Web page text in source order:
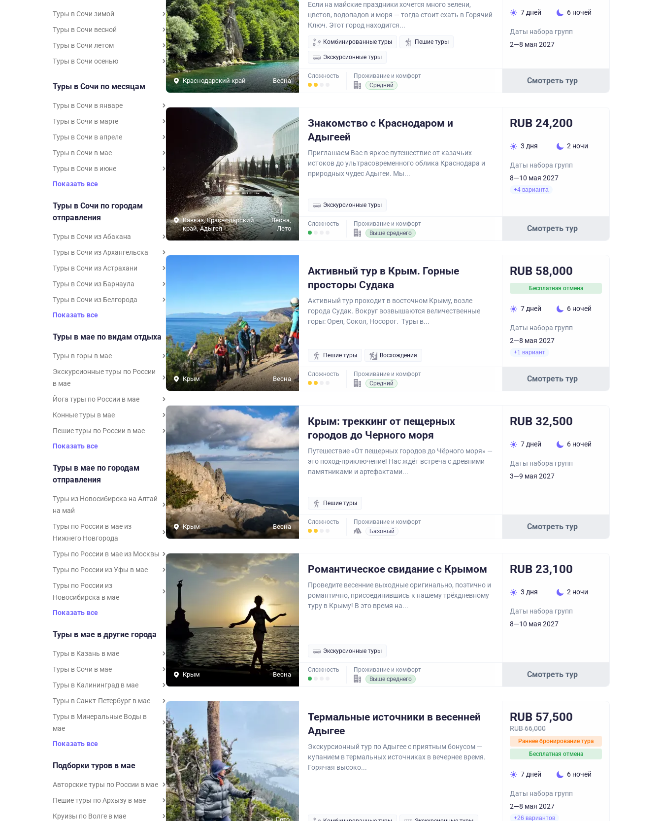
Туры в Сочи зимой
Туры в Сочи весной
Туры в Сочи летом
Туры в Сочи осенью
Туры в Сочи по месяцам
Туры в Сочи в январе
Туры в Сочи в марте
Туры в Сочи в апреле
Туры в Сочи в мае
Туры в Сочи в июне
Показать все
Туры в Сочи по городам
отправления
Туры в Сочи из Абакана
Туры в Сочи из Архангельска
Туры в Сочи из Астрахани
Туры в Сочи из Барнаула
Туры в Сочи из Белгорода
Показать все
Туры в мае по видам отдыха
Туры в горы в мае
Экскурсионные туры по России
в мае
Йога туры по России в мае
Конные туры в мае
Пешие туры по России в мае
Показать все
Туры в мае по городам
отправления
Туры из Новосибирска на Алтай
на май
Туры по России в мае из
Нижнего Новгорода
Туры по России в мае из Москвы
Туры по России из Уфы в мае
Туры по России из
Новосибирска в мае
Показать все
Туры в мае в другие города
Туры в Казань в мае
Туры в Сочи в мае
Туры в Калининград в мае
Туры в Санкт-Петербург в мае
Туры в Минеральные Воды в
мае
Показать все
Подборки туров в мае
Авторские туры по России в мае
Пешие туры по Архызу в мае
Круизы по Волге в мае
Краснодарский край Весна
Если на майские праздники хочется много зелени,
цветов, водопадов и моря — тогда стоит ехать в Горячий
Ключ. Этот город находится...
Комбинированные туры Пешие туры
Экскурсионные туры
Сложность
Проживание и комфорт
Средний
7 дней 6 ночей
Даты набора групп
2—8 мая 2027
Смотреть тур
Кавказ, Краснодарский
край, Адыгея
Весна,
Лето
Знакомство с Краснодаром и
Адыгеей
Приглашаем Вас в яркое путешествие от казачьих
истоков до ультрасовременного облика Краснодара и
природных чудес Адыгеи. Мы...
Экскурсионные туры
Сложность
Проживание и комфорт
Выше среднего
RUB 24,200
3 дня 2 ночи
Даты набора групп
8—10 мая 2027
+4 варианта
Смотреть тур
Крым Весна
Активный тур в Крым. Горные
просторы Судака
Активный тур проходит в восточном Крыму, возле
города Судак. Вокруг возвышаются величественные
горы: Орел, Сокол, Носорог. Туры в...
Пешие туры Восхождения
Сложность
Проживание и комфорт
Средний
RUB 58,000
Бесплатная отмена
7 дней 6 ночей
Даты набора групп
2—8 мая 2027
+1 вариант
Смотреть тур
Крым Весна
Крым: треккинг от пещерных
городов до Черного моря
Путешествие «От пещерных городов до Чёрного моря» —
это поход-приключение! Нас ждёт встреча с древними
памятниками и артефактами...
Пешие туры
Сложность
Проживание и комфорт
Базовый
RUB 32,500
7 дней 6 ночей
Даты набора групп
3—9 мая 2027
Смотреть тур
Крым Весна
Романтическое свидание с Крымом
Проведите весенние выходные оригинально, поэтично и
романтично, присоединившись к нашему трёхдневному
туру в Крыму! В это время на...
Экскурсионные туры
Сложность
Проживание и комфорт
Выше среднего
RUB 23,100
3 дня 2 ночи
Даты набора групп
8—10 мая 2027
Смотреть тур
Лето,
Термальные источники в весенней
Адыгее
Экскурсионный тур по Адыгее с приятным бонусом —
купанием в термальных источниках в вечернее время.
Горячая высоко...
RUB 57,500
RUB 66,000
Раннее бронирование тура
Бесплатная отмена
7 дней 6 ночей
Даты набора групп
2—8 мая 2027
+26 вариантов